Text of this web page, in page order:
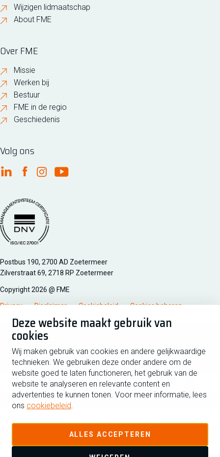
Deze website maakt gebruik van
cookies
Wij maken gebruik van cookies en andere gelijkwaardige
technieken. We gebruiken deze onder andere om de
website goed te laten functioneren, het gebruik van de
website te analyseren en relevante content en
advertenties te kunnen tonen. Voor meer informatie, lees
ons cookiebeleid.
ALLES ACCEPTEREN
Wijzigen lidmaatschap
About FME
Over FME
Missie
Werken bij
Bestuur
FME in de regio
Geschiedenis
Volg ons
FME Linkedin
FME Facebook
FME Instagram
FME Youtube
Managementsyteem certificatie DNV iso/iec 27001
Postbus 190, 2700 AD Zoetermeer
Zilverstraat 69, 2718 RP Zoetermeer
Copyright 2026 @ FME
Privacy Disclaimer Cookiebeleid Cookies beheren
Schrijf je in voor de nieuwsbrief
Voornaam
Achternaam